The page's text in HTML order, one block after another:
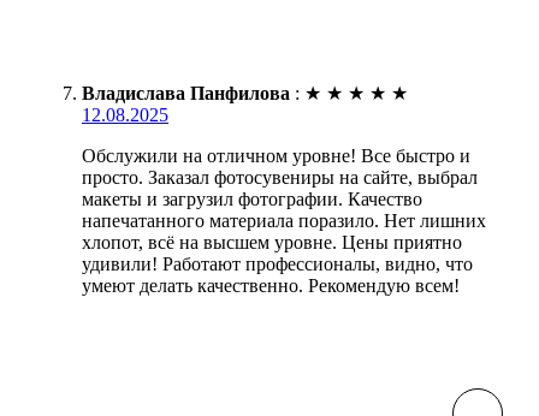
Владислава Панфилова : ★ ★ ★ ★ ★
12.08.2025
Обслужили на отличном уровне! Все быстро и
просто. Заказал фотосувениры на сайте, выбрал
макеты и загрузил фотографии. Качество
напечатанного материала поразило. Нет лишних
хлопот, всё на высшем уровне. Цены приятно
удивили! Работают профессионалы, видно, что
умеют делать качественно. Рекомендую всем!